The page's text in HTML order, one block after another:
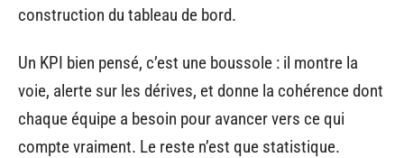
construction du tableau de bord.
Un KPI bien pensé, c’est une boussole : il montre la
voie, alerte sur les dérives, et donne la cohérence dont
chaque équipe a besoin pour avancer vers ce qui
compte vraiment. Le reste n’est que statistique.